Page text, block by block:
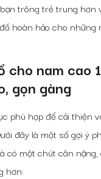
trông trẻ trung hơn
hoàn hảo cho những
cho nam cao
gọn gàng
phù hợp để cải thiện
đây là một số gợi ý
có một chút cân
hơn: